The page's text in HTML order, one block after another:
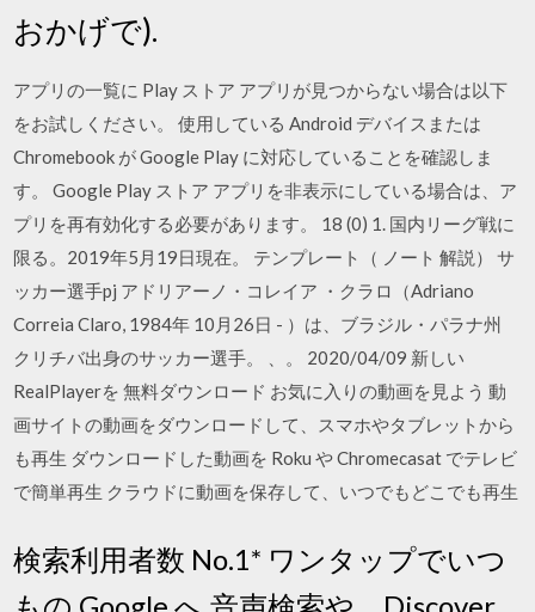
おかげで).
アプリの一覧に Play ストア アプリが見つからない場合は以下
をお試しください。 使用している Android デバイスまたは
Chromebook が Google Play に対応していることを確認しま
す。 Google Play ストア アプリを非表示にしている場合は、ア
プリを再有効化する必要があります。 18 (0) 1. 国内リーグ戦に
限る。2019年5月19日現在。 テンプレート（ ノート 解説） サ
ッカー選手pj アドリアーノ・コレイア ・クラロ（Adriano
Correia Claro, 1984年 10月26日 - ）は、ブラジル・パラナ州
クリチバ出身のサッカー選手。 、。 2020/04/09 新しい
RealPlayerを 無料ダウンロード お気に入りの動画を見よう 動
画サイトの動画をダウンロードして、スマホやタブレットから
も再生 ダウンロードした動画を Roku や Chromecasat でテレビ
で簡単再生 クラウドに動画を保存して、いつでもどこでも再生
検索利用者数 No.1* ワンタップでいつ
もの Google へ 音声検索や、Discover